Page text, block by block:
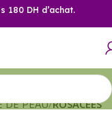
180 DH d’achat.
DE PEAU ROSACEES